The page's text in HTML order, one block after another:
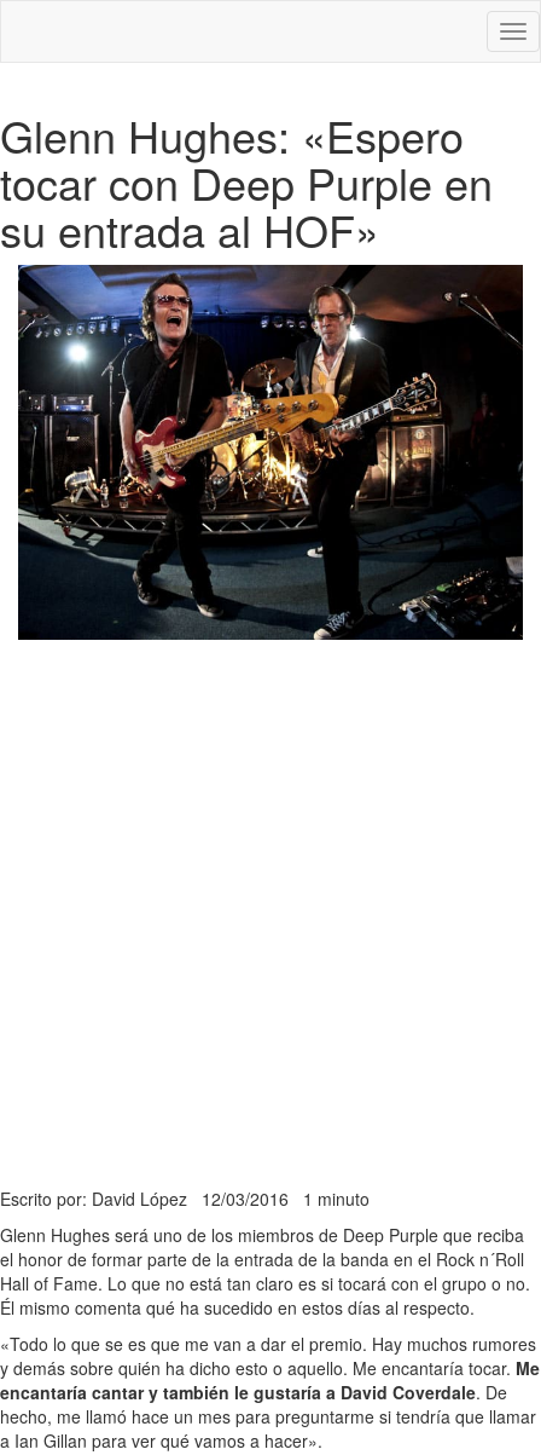
Glenn Hughes: «Espero
tocar con Deep Purple en
su entrada al HOF»
Escrito por: David López 12/03/2016 1 minuto
Glenn Hughes será uno de los miembros de Deep Purple que reciba
el honor de formar parte de la entrada de la banda en el Rock n´Roll
Hall of Fame. Lo que no está tan claro es si tocará con el grupo o no.
Él mismo comenta qué ha sucedido en estos días al respecto.
«Todo lo que se es que me van a dar el premio. Hay muchos rumores
y demás sobre quién ha dicho esto o aquello. Me encantaría tocar. Me
encantaría cantar y también le gustaría a David Coverdale. De
hecho, me llamó hace un mes para preguntarme si tendría que llamar
a Ian Gillan para ver qué vamos a hacer».